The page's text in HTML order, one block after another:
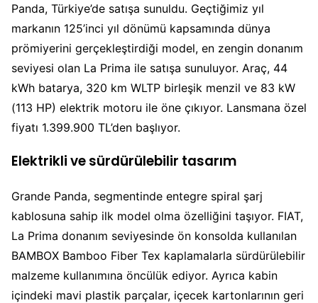
Panda, Türkiye’de satışa sunuldu. Geçtiğimiz yıl
markanın 125’inci yıl dönümü kapsamında dünya
prömiyerini gerçekleştirdiği model, en zengin donanım
seviyesi olan La Prima ile satışa sunuluyor. Araç, 44
kWh batarya, 320 km WLTP birleşik menzil ve 83 kW
(113 HP) elektrik motoru ile öne çıkıyor. Lansmana özel
fiyatı 1.399.900 TL’den başlıyor.
Elektrikli ve sürdürülebilir tasarım
Grande Panda, segmentinde entegre spiral şarj
kablosuna sahip ilk model olma özelliğini taşıyor. FIAT,
La Prima donanım seviyesinde ön konsolda kullanılan
BAMBOX Bamboo Fiber Tex kaplamalarla sürdürülebilir
malzeme kullanımına öncülük ediyor. Ayrıca kabin
içindeki mavi plastik parçalar, içecek kartonlarının geri